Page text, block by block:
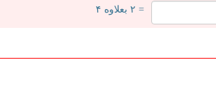
= ۲ بعلاوه ۴